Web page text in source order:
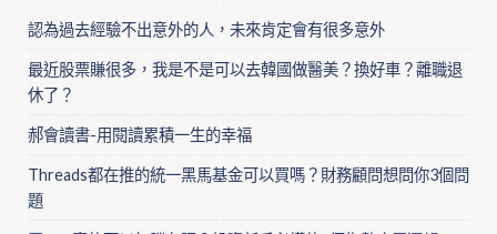
認為過去經驗不出意外的人，未來肯定會有很多意外
最近股票賺很多，我是不是可以去韓國做醫美？換好車？離職退
休了？
郝會讀書-用閱讀累積一生的幸福
Threads都在推的統一黑馬基金可以買嗎？財務顧問想問你3個問
題